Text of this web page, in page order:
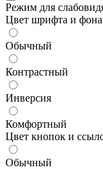
Режим для
Цвет шрифта и фона
Обычный
Контрастный
Инверсия
Комфортный
Цвет кнопок и
Обычный